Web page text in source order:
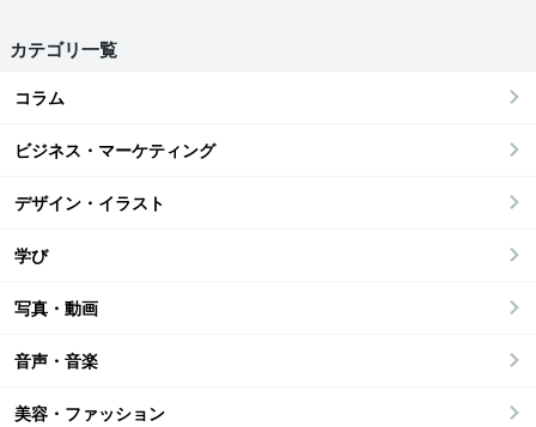
カテゴリ一覧
コラム
ビジネス・マーケティング
デザイン・イラスト
学び
写真・動画
音声・音楽
美容・ファッション